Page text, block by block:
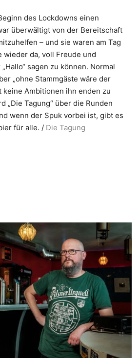
des Lockdowns einen
überwältigt von der Bereitschaft
– und sie waren am Tag
wieder da, voll Freude und
sagen zu können. Normal
„ohne Stammgäste wäre der
keine Ambitionen ihn enden zu
„Die Tagung“ über die Runden
wenn der Spuk vorbei ist, gibt es
für alle. / Die Tagung